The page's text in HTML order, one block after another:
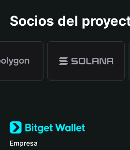
Socios del
Empresa